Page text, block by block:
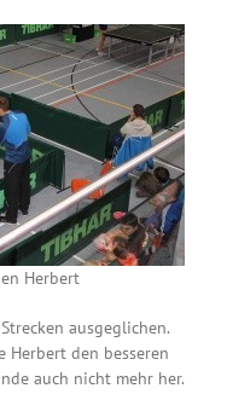
Herbert
ausgeglichen.
Herbert den besseren
auch nicht mehr her.